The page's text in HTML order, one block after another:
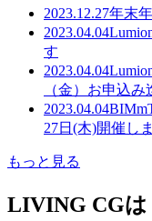
2023.12.27年末
2023.04.04
す
2023.04.04
（金）お申込み
2023.04.04
27日(木)開催し
もっと見る
LIVING CGは